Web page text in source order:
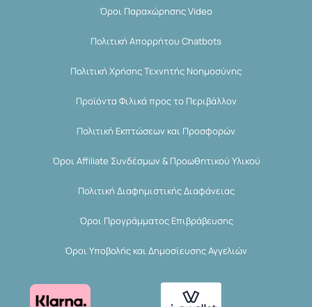
Όροι Παραχώρησης Video
Πολιτική Απορρήτου Chatbots
Πολιτική Χρήσης Τεχνητής Νοημοσύνης
Προϊόντα Φιλικά προς το Περιβάλλον
Πολιτική Εκπτώσεων και Προσφορών
Όροι Affiliate Συνδέσμων & Προωθητικού Υλικού
Πολιτική Διαφημιστικής Διαφάνειας
Όροι Προγράμματος Επιβράβευσης
Όροι Υποβολής και Δημοσίευσης Αγγελιών